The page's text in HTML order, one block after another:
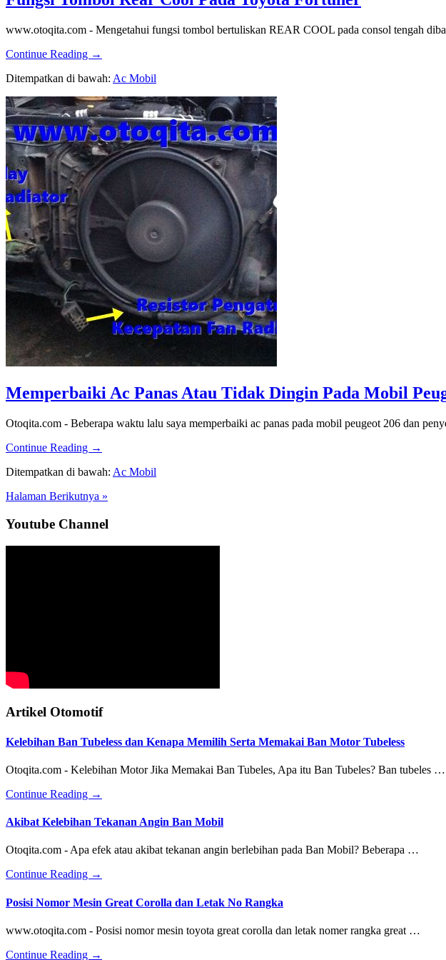
www.otoqita.com - Mengetahui fungsi tombol bertuliskan REAR COOL pada consol tengah
Continue Reading about
Tombol
Cool
Pada
Toyota
Fortuner
→
Ditempatkan di bawah: Ac Mobil
Memperbaiki Ac Panas Atau Tidak Dingin Pada Mobil
Otoqita.com - Beberapa waktu lalu saya memperbaiki ac panas pada mobil peugeot 206 dan
Continue Reading about
Ac
Atau
Dingin
Mobil
→
Ditempatkan di bawah: Ac Mobil
Halaman Berikutnya »
Sidebar
Utama
Youtube Channel
Artikel Otomotif
Kelebihan Ban Tubeless dan Kenapa Memilih Serta Memakai Ban Motor Tubeless
Otoqita.com - Kelebihan Motor Jika Memakai Ban Tubeles, Apa itu Ban Tubeles? Ban tubeles …
Continue Reading about
Ban
dan
Kenapa
Serta
Memakai
Ban
Tubeless
→
Akibat Kelebihan Tekanan Angin Ban Mobil
Otoqita.com - Apa efek atau akibat tekanan angin berlebihan pada Ban Mobil? Beberapa …
Continue Reading about
Kelebihan
Tekanan
Angin
Ban
→
Posisi Nomor Mesin Great Corolla dan Letak No Rangka
www.otoqita.com - Posisi nomor mesin toyota great corolla dan letak nomer rangka great …
Continue Reading about
→